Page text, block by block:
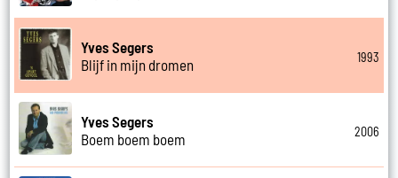
Yves Segers
Blijf in mijn dromen
1993
Yves Segers
Boem boem boem
2006